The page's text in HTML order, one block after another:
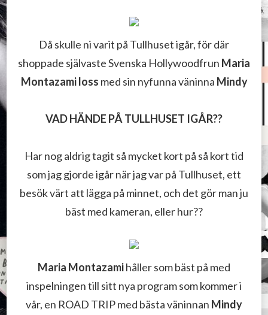
Då skulle ni varit på Tullhuset igår, för där
shoppade självaste Svenska Hollywoodfrun Maria
Montazami loss med sin nyfunna väninna Mindy
VAD HÄNDE PÅ TULLHUSET IGÅR??
Har nog aldrig tagit så mycket kort på så kort tid
som jag gjorde igår när jag var på Tullhuset, ett
besök värt att lägga på minnet, och det gör man ju
bäst med kameran, eller hur??
Maria Montazamihåller som bäst på med
inspelningen till sitt nya program som kommer i
vår, en ROAD TRIP med bästa väninnan Mindy